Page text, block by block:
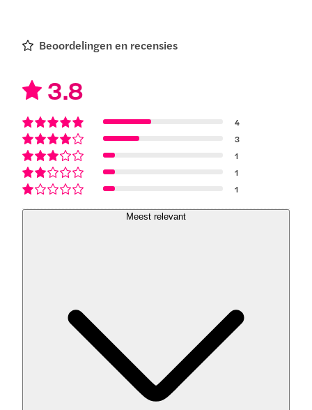
Beoordelingen en recensies
3.8
4
3
1
1
1
Meest relevant